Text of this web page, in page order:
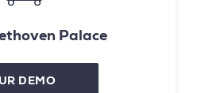
Palace
DEMO